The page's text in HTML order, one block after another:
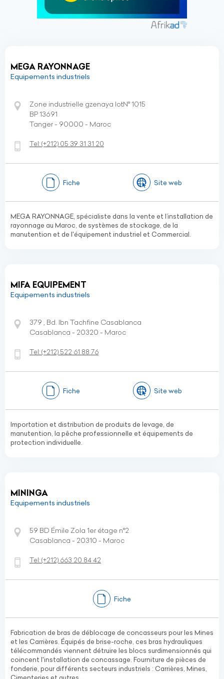
MEGA RAYONNAGE
Equipements industriels
Zone industrielle gzenaya lotN° 1015
BP 13691
Tanger - 90000 - Maroc
Tel:(+212) 05 39 31 31 20
Fiche Site web
MEGA RAYONNAGE, spécialiste dans la vente et l’installation de
rayonnage au Maroc, de systèmes de stockage, de la
manutention et de l'équipement industriel et Commercial.
MIFA EQUIPEMENT
Equipements industriels
379 , Bd. Ibn Tachﬁne Casablanca
Casablanca - 20320 - Maroc
Tel:(+212) 522 61 88 76
Fiche Site web
Importation et distribution de produits de levage, de
manutention, la pêche professionnelle et équipements de
protection individuelle.
MININGA
Equipements industriels
59 BD Émile Zola 1er étage n°2
Casablanca - 20310 - Maroc
Tel:(+212) 663 20 84 42
Fiche
Fabrication de bras de déblocage de concasseurs pour les Mines
et les Carrières. Équipés de brise-roche, ces bras hydrauliques
télécommandés viennent détruire les blocs surdimensionnés qui
coincent l'installation de concassage. Fourniture de pièces de
fonderie, pour différents secteurs industriels : Carrières, Mines,